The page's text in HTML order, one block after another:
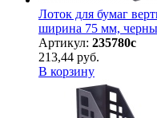
Лоток для бумаг
ширина 75 мм,
Артикул: 235780с
213,44 руб.
В корзину